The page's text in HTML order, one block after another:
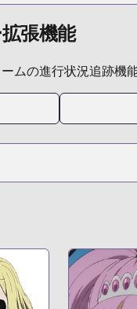
張機能
ムの進行状況追跡機